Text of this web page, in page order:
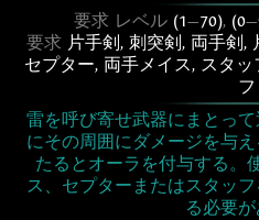
要求 レベル (1—70), (0—
要求 片手剣 , 刺突剣 , 両手剣 ,
セプター, 両手メイス, スタッ
フ
雷を呼び寄せ武器にまとっ
にその周囲にダメージを与
たるとオーラを付与する。
ス、セプターまたはスタッ
る必要が